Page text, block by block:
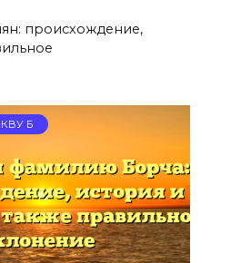
происхождение,
Б